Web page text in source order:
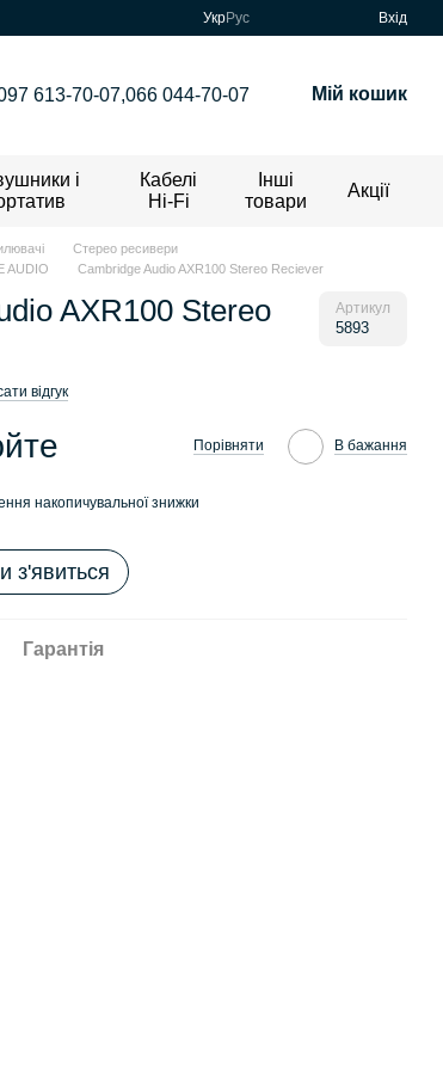
УкрРус Вхід
613-70-07,066 044-70-07 Мій кошик
і
Кабелі
Hi-Fi
Інші
товари
Акції
Стерео ресивери
AUDIO
Cambridge Audio AXR100 Stereo Reciever
AXR100 Stereo
Артикул
5893
відгук
Порівняти В бажання
накопичувальної знижки
з'явиться
Гарантія